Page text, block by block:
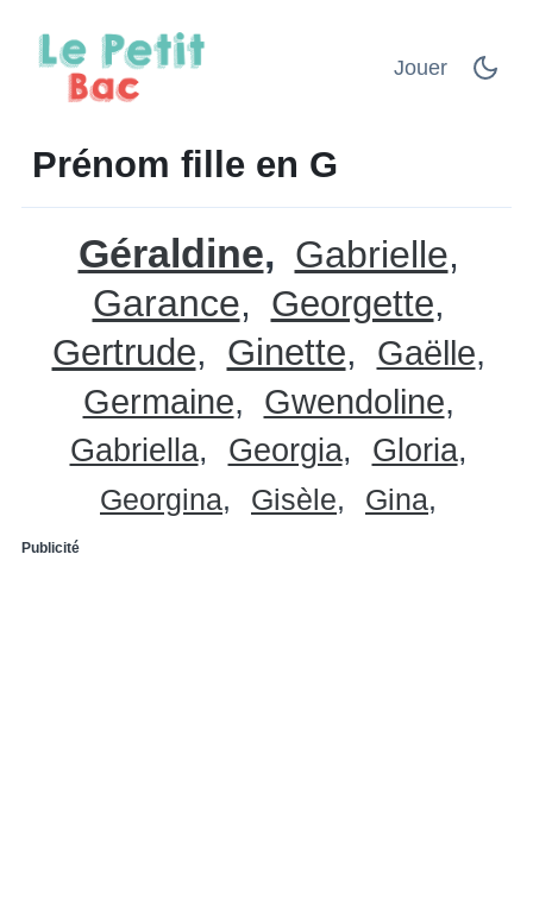
Jouer
Prénom fille en G
Géraldine
Gabrielle
Garance
Georgette
Gertrude
Ginette
Gaëlle
Germaine
Gwendoline
Gabriella Georgia Gloria
Georgina Gisèle Gina
Publicité